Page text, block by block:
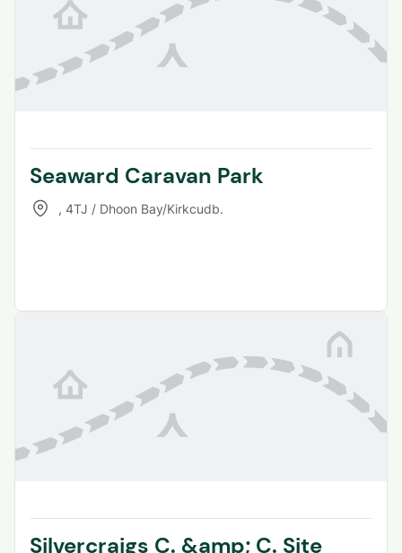
Seaward Caravan Park
, 4TJ / Dhoon Bay/Kirkcudb.
Silvercraigs C. &amp; C. Site